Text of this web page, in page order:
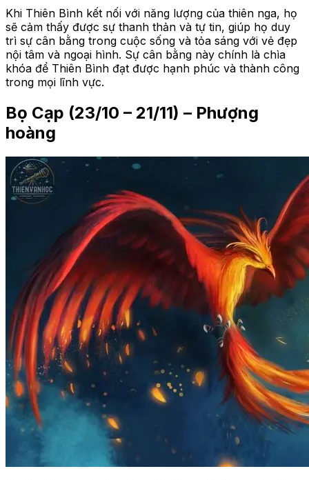
Khi Thiên Bình kết nối với năng lượng của thiên nga, họ
sẽ cảm thấy được sự thanh thản và tự tin, giúp họ duy
trì sự cân bằng trong cuộc sống và tỏa sáng với vẻ đẹp
nội tâm và ngoại hình. Sự cân bằng này chính là chìa
khóa để Thiên Bình đạt được hạnh phúc và thành công
trong mọi lĩnh vực.
Bọ Cạp (23/10 – 21/11) – Phượng
hoàng